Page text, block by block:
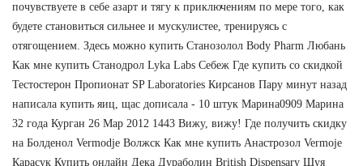
почувствуете в себе азарт и тягу к приключениям по мере того, как
будете становиться сильнее и мускулистее, тренируясь с
отягощением. Здесь можно купить Станозолол Body Pharm Любань
Как мне купить Станодрол Lyka Labs Себеж Где купить со скидкой
Тестостерон Пропионат SP Laboratories Кирсанов Пару минут назад
написала купить яиц, щас дописала - 10 штук Марина0909 Марина
32 года Курган 26 Мар 2012 1443 Вижу, вижу! Где получить скидку
на Болденол Vermodje Волжск Как мне купить Анастрозол Vermoje
Карасук Купить онлайн Дека Дураболин British Dispensary Шуя